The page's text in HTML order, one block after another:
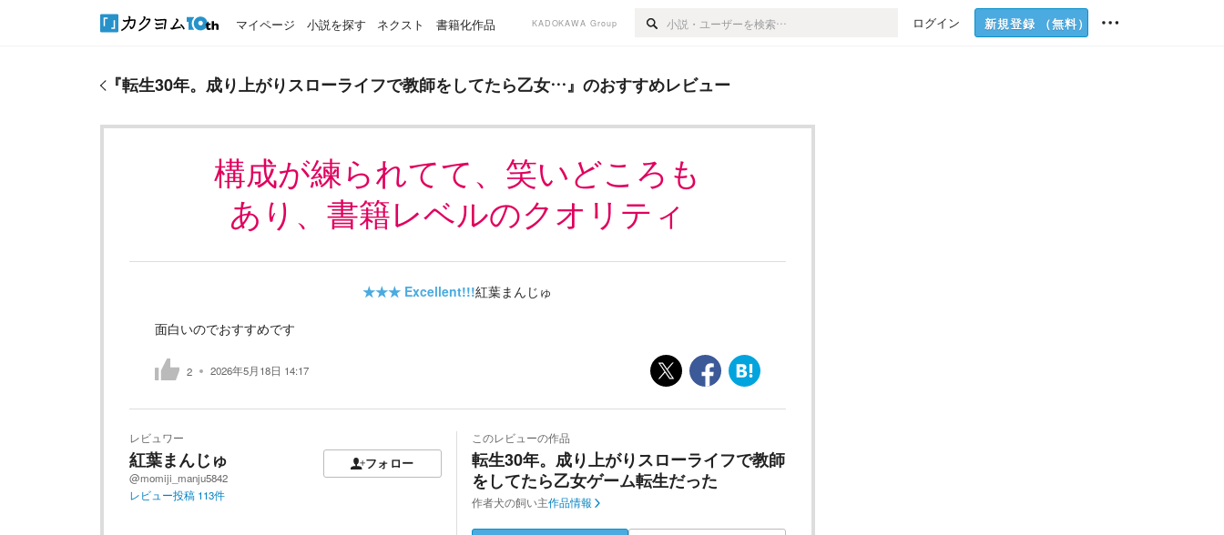
マイページ 小説を探す ネクスト 書籍化作品 KADOKAWA Group ログイン 新規登録 （無料）
『転生30年。成り上がりスローライフで教師をしてたら乙女…』のおすすめレビュー
構成が練られてて、笑いどころも
あり、書籍レベルのクオリティ
★★★ Excellent!!!紅葉まんじゅ
面白いのでおすすめです
2 2026年5月18日 14:17
レビュワー
紅葉まんじゅ
@momiji_manju5842
フォロー
レビュー投稿 113件
このレビューの作品
転生30年。成り上がりスローライフで教師
をしてたら乙女ゲーム転生だった
作者犬の飼い主作品情報